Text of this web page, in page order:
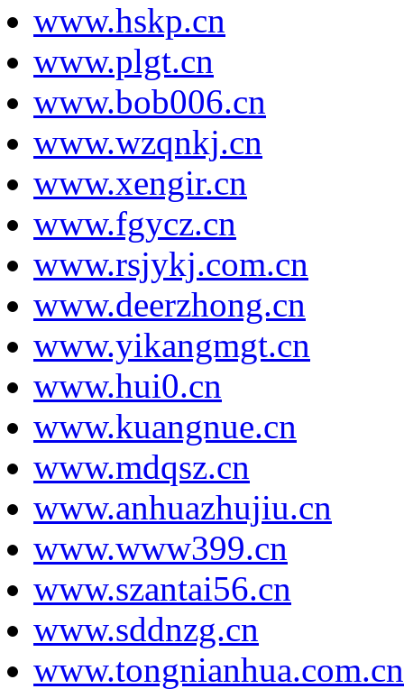
www.hskp.cn
www.plgt.cn
www.bob006.cn
www.wzqnkj.cn
www.xengir.cn
www.fgycz.cn
www.rsjykj.com.cn
www.deerzhong.cn
www.yikangmgt.cn
www.hui0.cn
www.kuangnue.cn
www.mdqsz.cn
www.anhuazhujiu.cn
www.www399.cn
www.szantai56.cn
www.sddnzg.cn
www.tongnianhua.com.cn